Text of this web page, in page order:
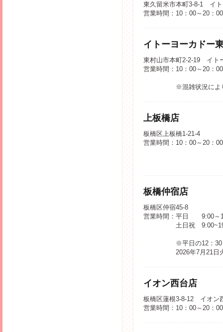
東久留米市本町3-8-1 イ
営業時間：10：00～20：
イトーヨーカドー
東村山市本町2-2-19 イト
営業時間：10：00～20：00
※混雑状況によ
上板橋店
板橋区上板橋1-21-4
営業時間：10：00～20：
板橋仲宿店
板橋区仲宿45-8
営業時間：平日 9:00～
土日祝
※平日の12：30
2026年7月21日
イオン西台店
板橋区蓮根3-8-12 イオン
営業時間：10：00～20：